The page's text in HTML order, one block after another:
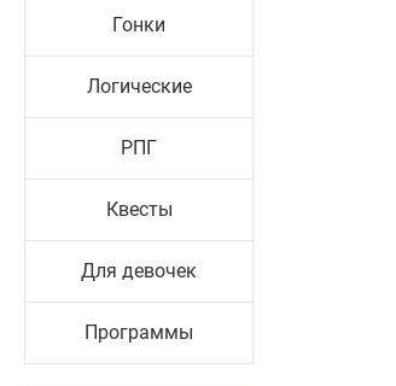
Гонки
Логические
РПГ
Квесты
Для девочек
Программы